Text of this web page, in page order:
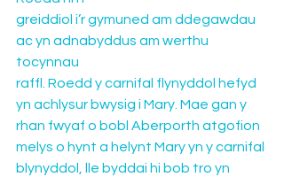
greiddiol i’r gymuned am ddegawdau
ac yn adnabyddus am werthu
tocynnau
raffl. Roedd y carnifal flynyddol hefyd
yn achlysur bwysig i Mary. Mae gan y
rhan fwyaf o bobl Aberporth atgofion
melys o hynt a helynt Mary yn y carnifal
blynyddol, lle byddai hi bob tro yn